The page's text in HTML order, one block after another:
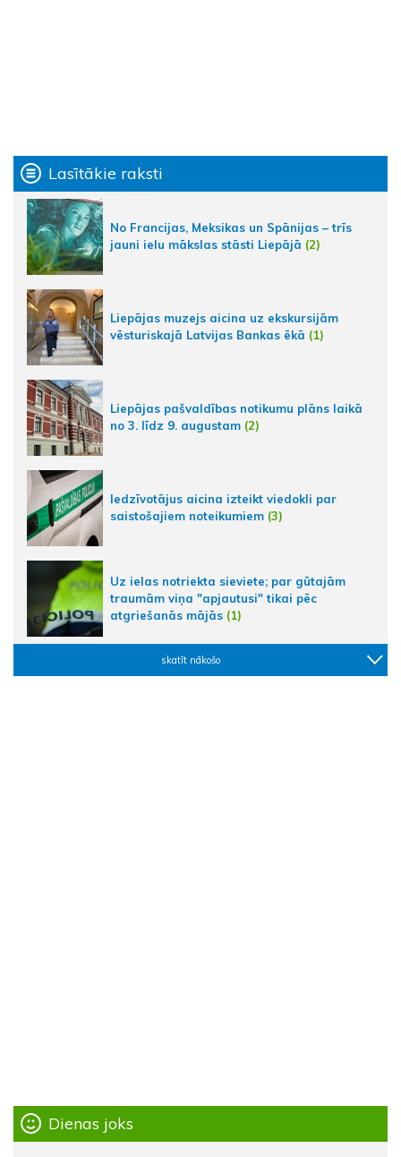
Lasītākie raksti
No Francijas, Meksikas un Spānijas – trīs
jauni ielu mākslas stāsti Liepājā (2)
Liepājas muzejs aicina uz ekskursijām
vēsturiskajā Latvijas Bankas ēkā (1)
Liepājas pašvaldības notikumu plāns laikā
no 3. līdz 9. augustam (2)
Iedzīvotājus aicina izteikt viedokli par
saistošajiem noteikumiem (3)
Uz ielas notriekta sieviete; par gūtajām
traumām viņa "apjautusi" tikai pēc
atgriešanās mājās (1)
skatīt nākošo
Dienas joks